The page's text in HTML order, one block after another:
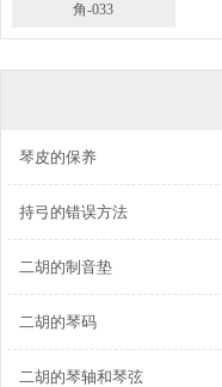
角-033
琴皮的保养
持弓的错误方法
二胡的制音垫
二胡的琴码
二胡的琴轴和琴弦